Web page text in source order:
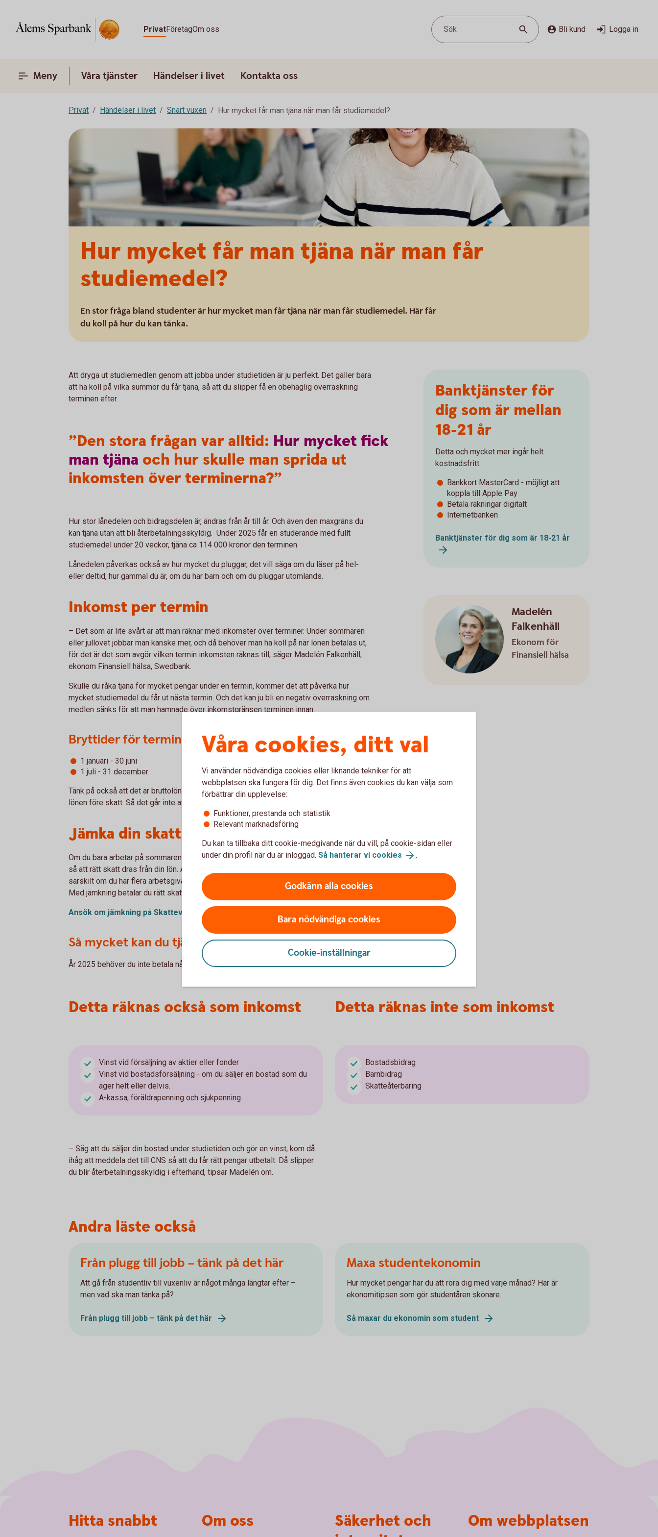
PrivatFöretagOm oss Sök Bli kund Logga in
Meny Våra tjänster Händelser i livet Kontakta oss
Privat Händelser i livet Snart vuxen Hur mycket får man tjäna när man får studiemedel?
Hur mycket får man tjäna när man får
studiemedel?
En stor fråga bland studenter är hur mycket man får tjäna när man får studiemedel. Här får
du koll på hur du kan tänka.
Att dryga ut studiemedlen genom att jobba under studietiden är ju perfekt. Det gäller bara
att ha koll på vilka summor du får tjäna, så att du slipper få en obehaglig överraskning
terminen efter.
”Den stora frågan var alltid: Hur mycketfick
man tjäna och hur skulle man sprida ut
inkomsten över terminerna?”
Hur stor lånedelen och bidragsdelen är, ändras från år till år. Och även den maxgräns du
kan tjäna utan att bli återbetalningsskyldig. Under 2025 får en studerande med fullt
studiemedel under 20 veckor, tjäna ca 114 000 kronor den terminen.
Lånedelen påverkas också av hur mycket du pluggar, det vill säga om du läser på hel-
eller deltid, hur gammal du är, om du har barn och om du pluggar utomlands.
Inkomst per termin
– Det som är lite svårt är att man räknar med inkomster över terminer. Under sommaren
eller jullovet jobbar man kanske mer, och då behöver man ha koll på när lönen betalas ut,
för det är det som avgör vilken termin inkomsten räknas till, säger Madelén Falkenhäll,
ekonom Finansiell hälsa, Swedbank.
Skulle du råka tjäna för mycket pengar under en termin, kommer det att påverka hur
mycket studiemedel du får ut nästa termin. Och det kan ju bli en negativ överraskning om
medlen sänks för att man hamnade över inkomstgränsen terminen innan.
Bryttider för terminerna är:
1 januari - 30 juni
1 juli - 31 december
Tänk på också att det är bruttolönen som räknas när du anger din inkomst, det vill säga
lönen före skatt. Så det går inte att titta på summan som kommer in på ditt konto.
Jämka din skatt och få rätt skatteavdrag
Om du bara arbetar på sommaren eller helgerna, kan det vara bra att ansöka om jämkning
så att rätt skatt dras från din lön. Annars kan skatteavdraget bli för stort eller för lågt,
särskilt om du har flera arbetsgivare eller får både lön och skattepliktig barnpension.
Med jämkning betalar du rätt skatt från början.
Ansök om jämkning på Skatteverket
Så mycket kan du tjäna utan att betala skatt
År 2025 behöver du inte betala någon skatt om du tjänar under 24 873 kronor.
Banktjänster för
dig som är mellan
18-21 år
Detta och mycket mer ingår helt
kostnadsfritt:
Bankkort MasterCard - möjligt att
koppla till Apple Pay
Betala räkningar digitalt
Internetbanken
Banktjänster för dig som är 18-21 år
Madelén
Falkenhäll
Ekonom för
Finansiell hälsa
Detta räknas också som inkomst
Vinst vid försäljning av aktier eller fonder
Vinst vid bostadsförsäljning - om du säljer en bostad som du
äger helt eller delvis.
A-kassa, föräldrapenning och sjukpenning
– Säg att du säljer din bostad under studietiden och gör en vinst, kom då
ihåg att meddela det till CNS så att du får rätt pengar utbetalt. Då slipper
du blir återbetalningsskyldig i efterhand, tipsar Madelén om.
Detta räknas inte som inkomst
Bostadsbidrag
Barnbidrag
Skatteåterbäring
Andra läste också
Från plugg till jobb – tänk på det här
Att gå från studentliv till vuxenliv är något många längtar efter –
men vad ska man tänka på?
Från plugg till jobb – tänk på det här
Maxa studentekonomin
Hur mycket pengar har du att röra dig med varje månad? Här är
ekonomitipsen som gör studentåren skönare.
Så maxar du ekonomin som student
Våra cookies, ditt val
Vi använder nödvändiga cookies eller liknande tekniker för att
webbplatsen ska fungera för dig. Det finns även cookies du kan välja som
förbättrar din upplevelse:
Funktioner, prestanda och statistik
Relevant marknadsföring
Du kan ta tillbaka ditt cookie-medgivande när du vill, på cookie-sidan eller
under din profil när du är inloggad. Så hanterar vi cookies .
Godkänn alla cookies
Bara nödvändiga cookies
Cookie-inställningar
Hitta snabbt Om oss
Säkerhet och
Om webbplatsen